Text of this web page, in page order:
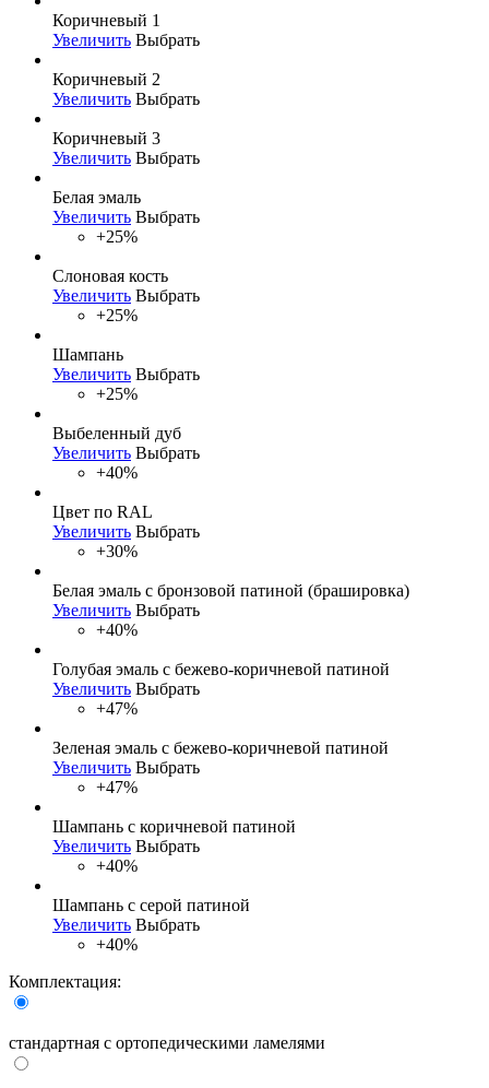
Коричневый 1
Увеличить Выбрать
Коричневый 2
Увеличить Выбрать
Коричневый 3
Увеличить Выбрать
Белая эмаль
Увеличить Выбрать
+25%
Слоновая кость
Увеличить Выбрать
+25%
Шампань
Увеличить Выбрать
+25%
Выбеленный дуб
Увеличить Выбрать
+40%
Цвет по RAL
Увеличить Выбрать
+30%
Белая эмаль с бронзовой патиной (брашировка)
Увеличить Выбрать
+40%
Голубая эмаль с бежево-коричневой патиной
Увеличить Выбрать
+47%
Зеленая эмаль с бежево-коричневой патиной
Увеличить Выбрать
+47%
Шампань с коричневой патиной
Увеличить Выбрать
+40%
Шампань с серой патиной
Увеличить Выбрать
+40%
Комплектация:
стандартная с ортопедическими ламелями